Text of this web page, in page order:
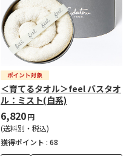
＜育てるタオル＞feel バスタオ
ル：ミスト(白系)
6,820円
(送料別・税込)
獲得ポイント : 68